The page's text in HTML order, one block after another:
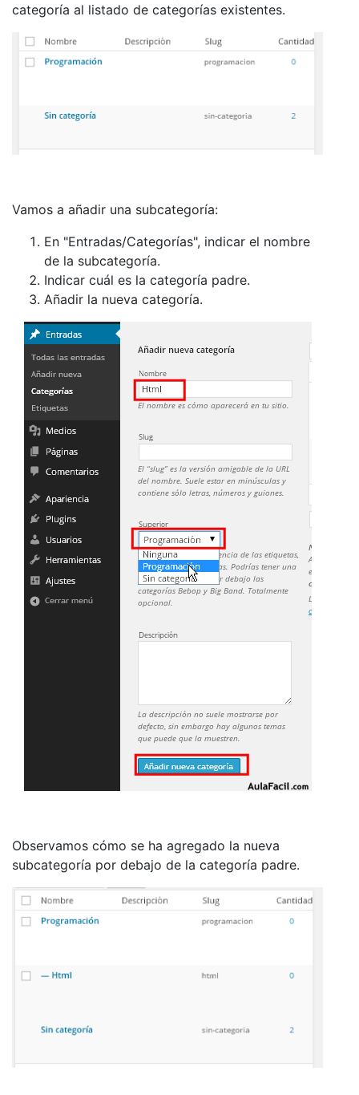
categoría al listado de categorías existentes.
Vamos a añadir una subcategoría:
En "Entradas/Categorías", indicar el nombre
de la subcategoría.
Indicar cuál es la categoría padre.
Añadir la nueva categoría.
Observamos cómo se ha agregado la nueva
subcategoría por debajo de la categoría padre.